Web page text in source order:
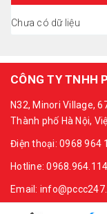
Chưa có dữ liệu
CÔNG TY TNHH
N32, Minori Village,
Thành phố Hà Nội,
Điện thoại: 0968 964
Hotline: 0968.964.114
Email: